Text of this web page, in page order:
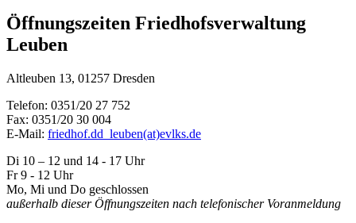
Öffnungszeiten Friedhofsverwaltung
Leuben
Altleuben 13, 01257 Dresden
Telefon: 0351/20 27 752
Fax: 0351/20 30 004
E-Mail: friedhof.dd_leuben(at)evlks.de
Di 10 – 12 und 14 - 17 Uhr
Fr 9 - 12 Uhr
Mo, Mi und Do geschlossen
außerhalb dieser Öffnungszeiten nach telefonischer Voranmeldung